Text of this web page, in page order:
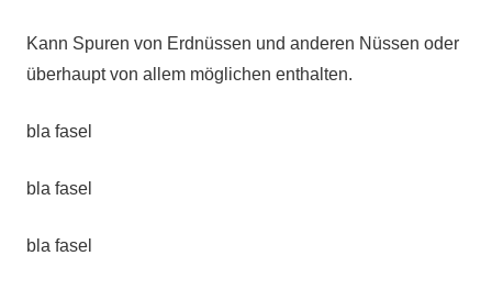
Kann Spuren von Erdnüssen und anderen Nüssen oder
überhaupt von allem möglichen enthalten.
bla fasel
bla fasel
bla fasel